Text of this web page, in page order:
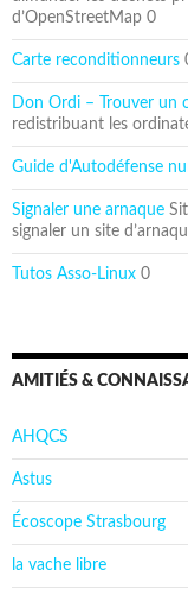
d’OpenStreetMap 0
Carte reconditionneurs
Don Ordi – Trouver un
redistribuant les
Guide d'Autodéfense
Signaler une arnaque
signaler un site
Tutos Asso-Linux 0
AMITIÉS &
AHQCS
Astus
Écoscope Strasbourg
la vache libre